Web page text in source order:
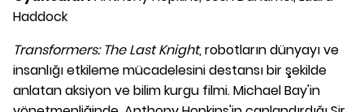
Haddock
Transformers: The Last Knight, robotların dünyayı ve
insanlığı etkileme mücadelesini destansı bir şekilde
anlatan aksiyon ve bilim kurgu filmi. Michael Bay'in